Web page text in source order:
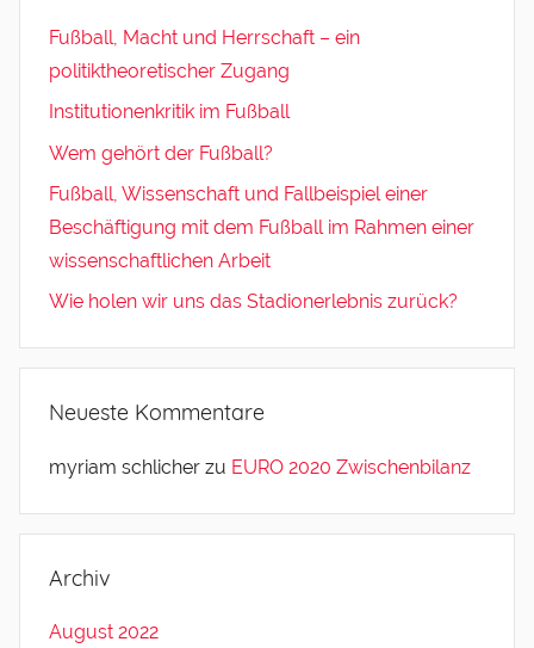
Fußball, Macht und Herrschaft – ein
politiktheoretischer Zugang
Institutionenkritik im Fußball
Wem gehört der Fußball?
Fußball, Wissenschaft und Fallbeispiel einer
Beschäftigung mit dem Fußball im Rahmen einer
wissenschaftlichen Arbeit
Wie holen wir uns das Stadionerlebnis zurück?
Neueste Kommentare
myriam schlicher zu EURO 2020 Zwischenbilanz
Archiv
August 2022